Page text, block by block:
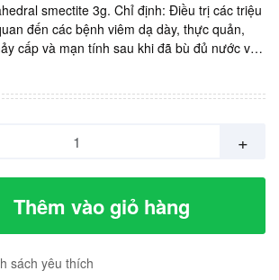
smectite 3g. Chỉ định: Điều trị các triệu
đến các bệnh viêm dạ dày, thực quản,
cấp và mạn tính sau khi đã bù đủ nước và
+
Thêm vào giỏ hàng
sách yêu thích